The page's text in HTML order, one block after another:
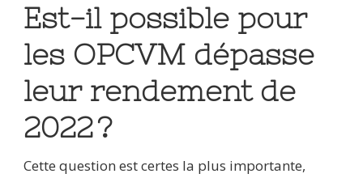
Est-il possible pour
les OPCVM dépasse
leur rendement de
2022 ?
Cette question est certes la plus importante,